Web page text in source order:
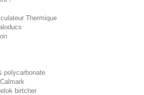
Thermique
polycarbonate
birtcher